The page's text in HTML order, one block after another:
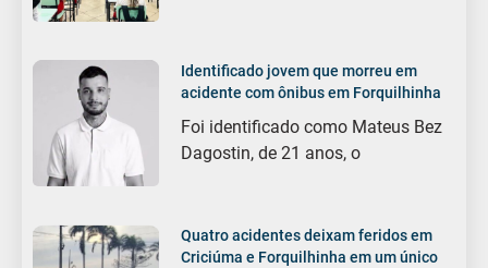
Identificado jovem que morreu em
acidente com ônibus em Forquilhinha
Foi identificado como Mateus Bez
Dagostin, de 21 anos, o
Quatro acidentes deixam feridos em
Criciúma e Forquilhinha em um único